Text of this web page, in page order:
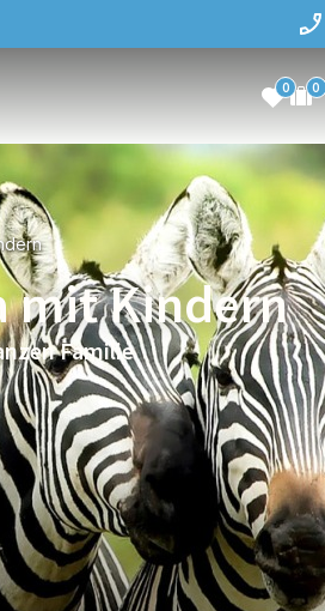
0 0
mit Kindern
Familie